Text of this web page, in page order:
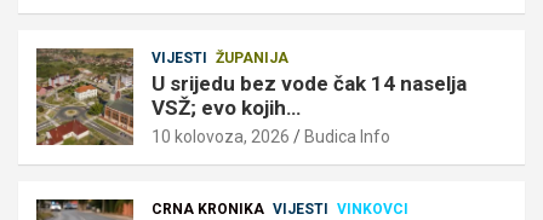
VIJESTI ŽUPANIJA
U srijedu bez vode čak 14 naselja
VSŽ; evo kojih…
10 kolovoza, 2026 Budica Info
CRNA KRONIKA VIJESTI VINKOVCI